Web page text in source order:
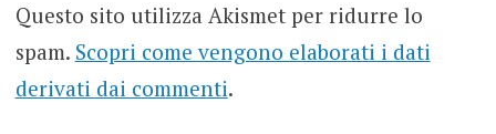
Questo sito utilizza Akismet per ridurre lo
spam. Scopri come vengono elaborati i dati
derivati dai commenti.